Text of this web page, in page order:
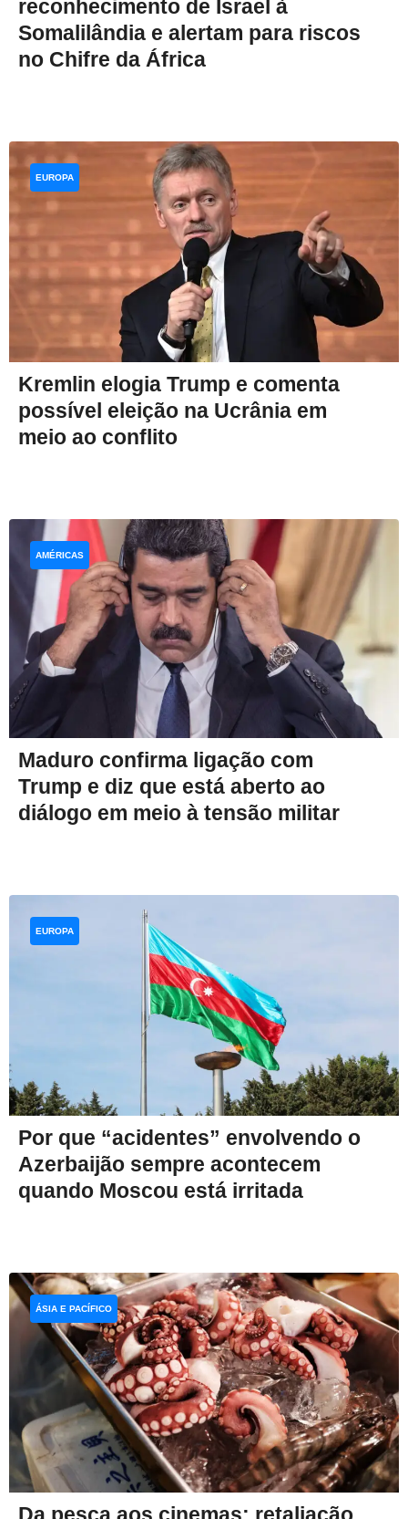
reconhecimento de Israel à
Somalilândia e alertam para riscos
no Chifre da África
Kremlin elogia Trump e comenta
possível eleição na Ucrânia em
meio ao conflito
EUROPA
Maduro confirma ligação com
Trump e diz que está aberto ao
diálogo em meio à tensão militar
AMÉRICAS
Por que “acidentes” envolvendo o
Azerbaijão sempre acontecem
quando Moscou está irritada
EUROPA
ÁSIA E PACÍFICO